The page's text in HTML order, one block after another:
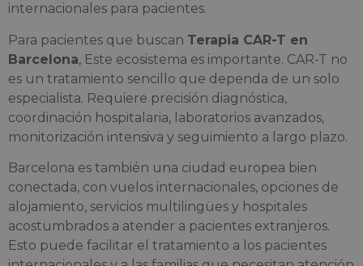
internacionales para pacientes.
Para pacientes que buscan Terapia CAR-T en
Barcelona, Este ecosistema es importante. CAR-T no
es un tratamiento sencillo que dependa de un solo
especialista. Requiere precisión diagnóstica,
coordinación hospitalaria, laboratorios avanzados,
monitorización intensiva y seguimiento a largo plazo.
Barcelona es también una ciudad europea bien
conectada, con vuelos internacionales, opciones de
alojamiento, servicios multilingües y hospitales
acostumbrados a atender a pacientes extranjeros.
Esto puede facilitar el tratamiento a los pacientes